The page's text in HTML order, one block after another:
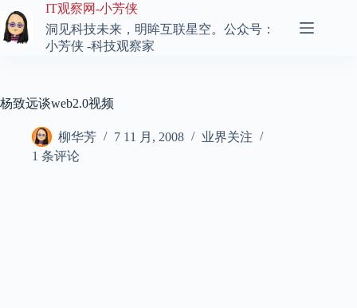
至
内
IT观察网-小芳侠
洞见科技未来，明眸互联星空。公众号：
小芳侠 -科技观察家
杨致远谈web2.0视频
柳华芳 7 11 月, 2008
业界关注
1 条评论